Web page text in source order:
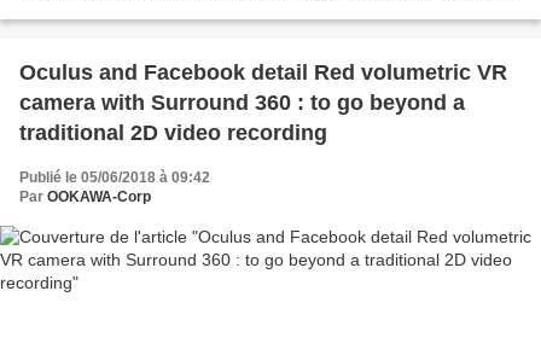
Oculus and Facebook detail Red volumetric VR
camera with Surround 360 : to go beyond a
traditional 2D video recording
Publié le 05/06/2018 à 09:42
Par OOKAWA-Corp